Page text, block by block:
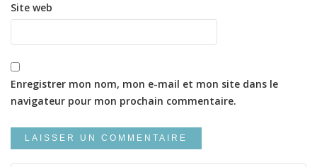
Site web
Enregistrer mon nom, mon e-mail et mon site dans le
navigateur pour mon prochain commentaire.